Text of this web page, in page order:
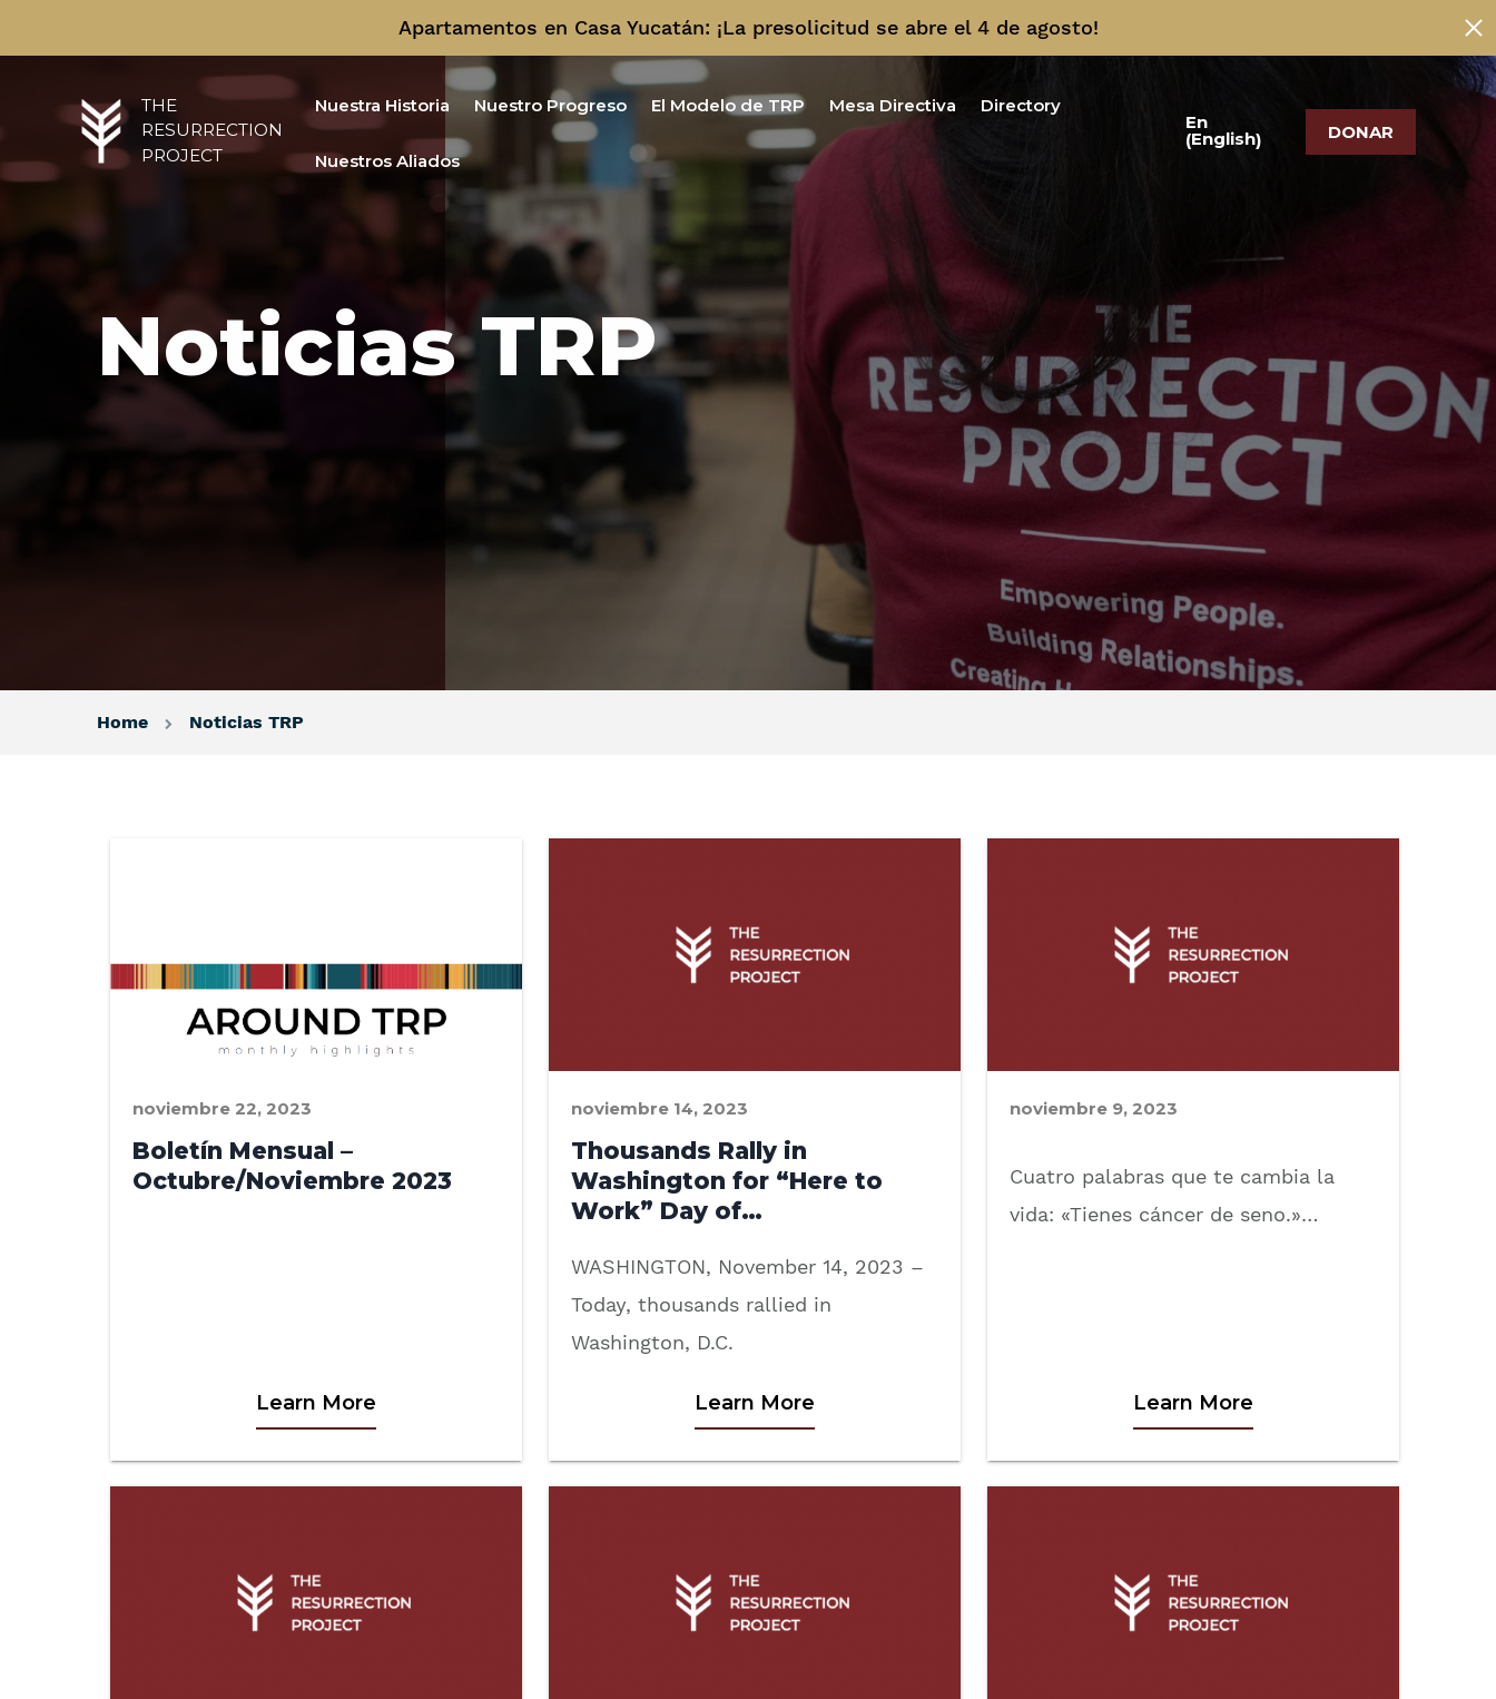
Apartamentos en Casa Yucatán: ¡La presolicitud se abre el 4 de agosto!
THE
RESURRECTION
PROJECT
Nuestra Historia Nuestro Progreso El Modelo de TRP Mesa Directiva Directory
Nuestros Aliados
En
(English) DONAR
Noticias TRP
Home Noticias TRP
noviembre 22, 2023
Boletín Mensual –
Octubre/Noviembre 2023
Learn More
noviembre 14, 2023
Thousands Rally in
Washington for “Here to
Work” Day of…
WASHINGTON, November 14, 2023 –
Today, thousands rallied in
Washington, D.C.
Learn More
noviembre 9, 2023
Cuatro palabras que te cambia la
vida: «Tienes cáncer de seno.»…
Learn More